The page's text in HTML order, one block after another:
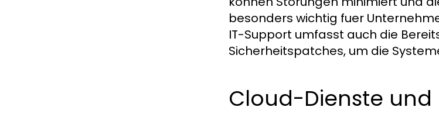
besonders wichtig fuer
IT-Support umfasst auch die
Sicherheitspatches, um die
Cloud-Dienste